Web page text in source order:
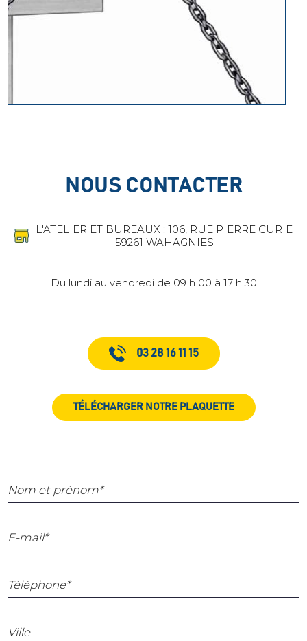
NOUS CONTACTER
L'ATELIER ET BUREAUX : 106, RUE PIERRE CURIE
59261 WAHAGNIES
Du lundi au vendredi de 09 h 00 à 17 h 30
03 28 16 11 15
TÉLÉCHARGER NOTRE PLAQUETTE
Nom et prénom*
E-mail*
Téléphone*
Ville